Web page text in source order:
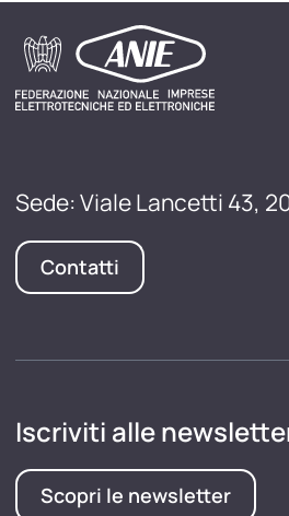
Sede: Viale Lancetti 43,
Contatti
Iscriviti alle
Scopri le newsletter